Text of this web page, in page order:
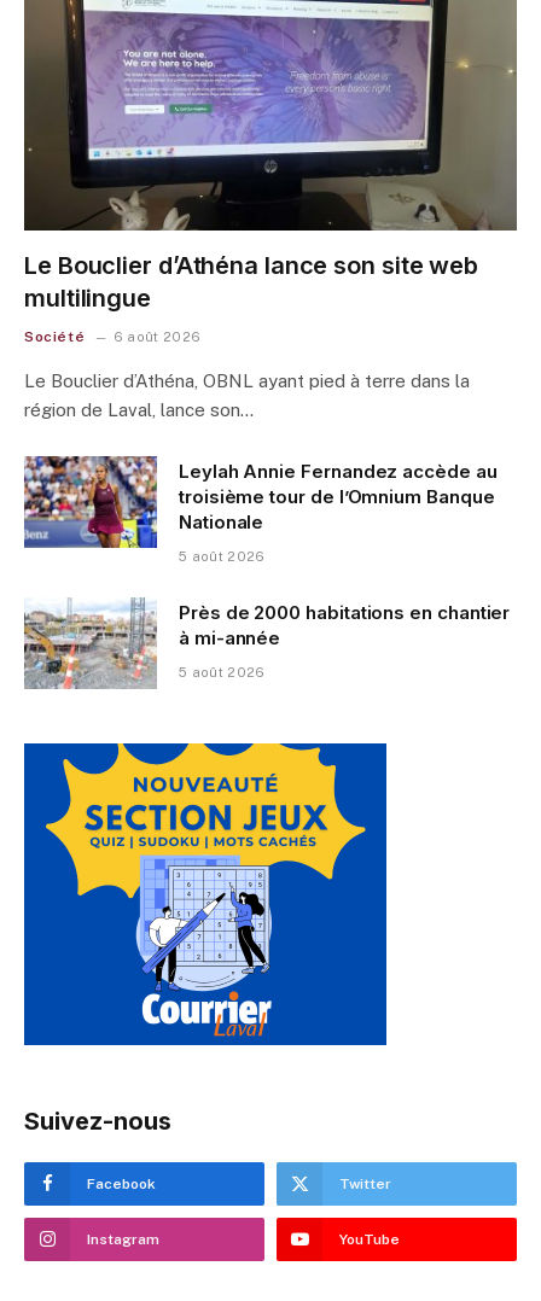
Le Bouclier d’Athéna lance son site web
multilingue
Société 6 août 2026
Le Bouclier d’Athéna, OBNL ayant pied à terre dans la
région de Laval, lance son…
Leylah Annie Fernandez accède au
troisième tour de l’Omnium Banque
Nationale
5 août 2026
Près de 2000 habitations en chantier
à mi-année
5 août 2026
Suivez-nous
Facebook Twitter
Instagram YouTube